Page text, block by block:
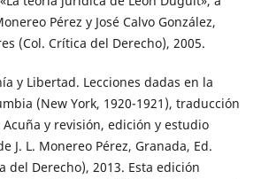
Pérez y José Calvo González,
(Col. Crítica del Derecho), 2005.
y Libertad. Lecciones dadas en la
(New York, 1920-1921), traducción
Acuña y revisión, edición y estudio
J. L. Monereo Pérez, Granada, Ed.
del Derecho), 2013. Esta edición